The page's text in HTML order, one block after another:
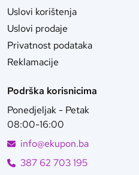
Uslovi korištenja
Uslovi prodaje
Privatnost podataka
Reklamacije
Podrška korisnicima
Ponedjeljak - Petak
08:00-16:00
info@ekupon.ba
387 62 703 195